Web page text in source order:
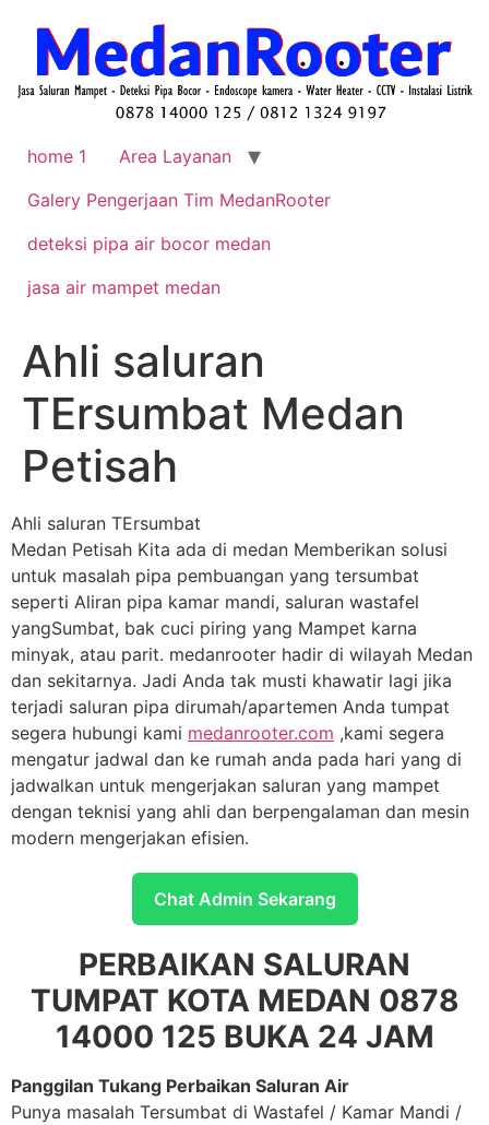
home 1
Area Layanan
Galery Pengerjaan Tim MedanRooter
deteksi pipa air bocor medan
jasa air mampet medan
Ahli saluran
TErsumbat Medan
Petisah
Ahli saluran TErsumbat
Medan Petisah Kita ada di medan Memberikan solusi
untuk masalah pipa pembuangan yang tersumbat
seperti Aliran pipa kamar mandi, saluran wastafel
yangSumbat, bak cuci piring yang Mampet karna
minyak, atau parit. medanrooter hadir di wilayah Medan
dan sekitarnya. Jadi Anda tak musti khawatir lagi jika
terjadi saluran pipa dirumah/apartemen Anda tumpat
segera hubungi kami medanrooter.com ,kami segera
mengatur jadwal dan ke rumah anda pada hari yang di
jadwalkan untuk mengerjakan saluran yang mampet
dengan teknisi yang ahli dan berpengalaman dan mesin
modern mengerjakan efisien.
Chat Admin Sekarang
PERBAIKAN SALURAN
TUMPAT KOTA MEDAN 0878
14000 125 BUKA 24 JAM
Panggilan Tukang Perbaikan Saluran Air
Punya masalah Tersumbat di Wastafel / Kamar Mandi /